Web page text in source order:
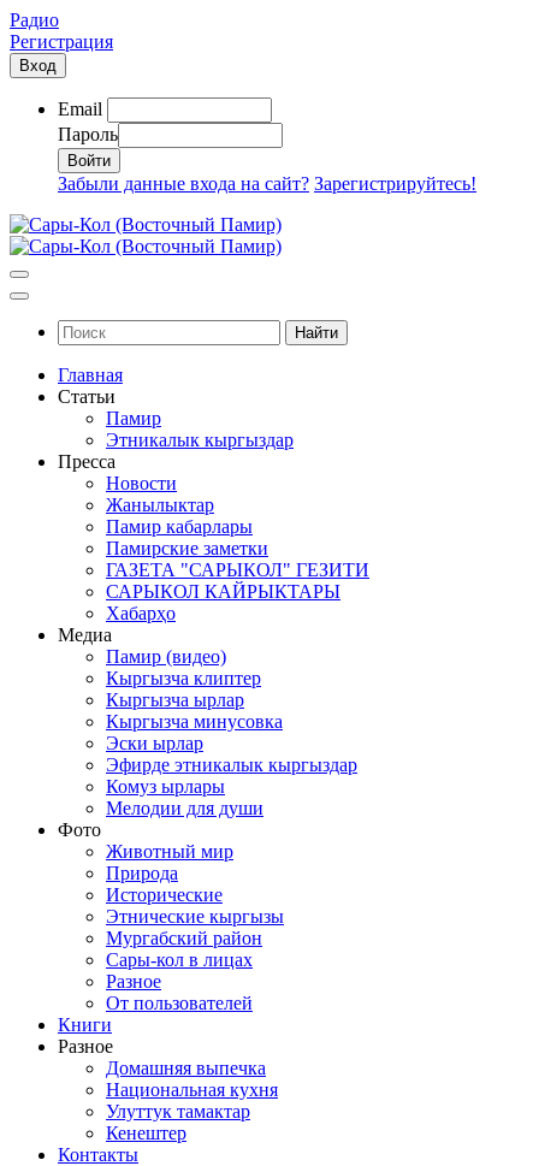
Радио
Регистрация
Вход
Email
Пароль
Забыли данные входа на сайт? Зарегистрируйтесь!
Найти
Главная
Статьи
Памир
Этникалык кыргыздар
Пресса
Новости
Жанылыктар
Памир кабарлары
Памирские заметки
ГАЗЕТА "САРЫКОЛ" ГЕЗИТИ
САРЫКОЛ КАЙРЫКТАРЫ
Хабарҳо
Медиа
Памир (видео)
Кыргызча клиптер
Кыргызча ырлар
Кыргызча минусовка
Эски ырлар
Эфирде этникалык кыргыздар
Комуз ырлары
Мелодии для души
Фото
Животный мир
Природа
Исторические
Этнические кыргызы
Мургабский район
Сары-кол в лицах
Разное
От пользователей
Книги
Разное
Домашняя выпечка
Национальная кухня
Улуттук тамактар
Кенештер
Контакты